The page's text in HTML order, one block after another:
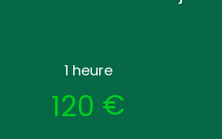
1 heure
120 €